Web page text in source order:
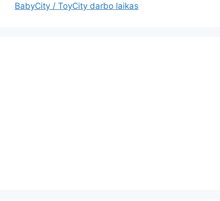
BabyCity / ToyCity darbo laikas